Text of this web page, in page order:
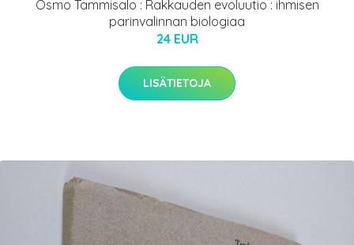
Osmo Tammisalo : Rakkauden evoluutio : ihmisen
parinvalinnan biologiaa
24 EUR
LISÄTIETOJA